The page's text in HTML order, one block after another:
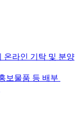
온라인 기탁 및 분양
보물품 등 배부